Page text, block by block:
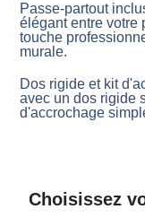
Passe-partout
élégant entre votre
touche
murale.
Dos rigide et kit
avec un dos rigide
d'accrochage
Choisissez